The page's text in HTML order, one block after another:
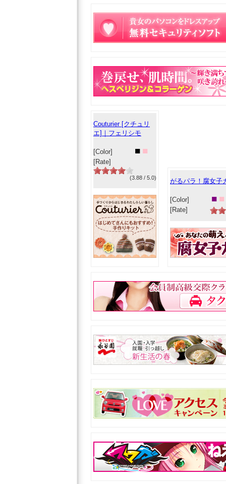
Couturier [クチュリ
エ]｜フェリシモ
[Color] ■ ■
[Rate]
(3.88 / 5.0) がるパラ！腐女子
[Color] ■ ■
[Rate]